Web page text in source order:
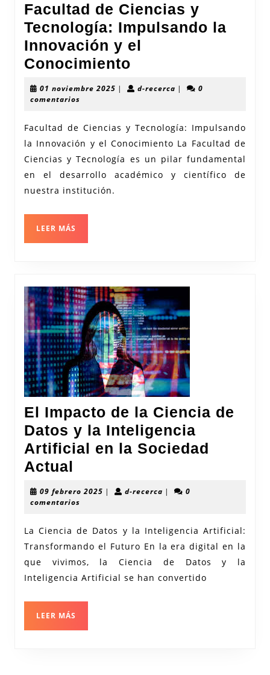
Facultad de Ciencias y
Tecnología: Impulsando la
Innovación y el
Conocimiento
de
Tecnología:
Impulsando
la
01 noviembre 2025 01| d-recercad-|
0
comentarios
Facultad de Ciencias y Tecnología: Impulsando
la Innovación y el Conocimiento La Facultad de
Ciencias y Tecnología es un pilar fundamental
en el desarrollo académico y científico de
nuestra institución.
LEER MÁS
El Impacto de la Ciencia de
Datos y la Inteligencia
Artificial en la Sociedad
Actual
Impacto
de
Ciencia
de
Datos
la
Inteligencia
09 febrero 2025 09| d-recercad-|
0
comentarios
La Ciencia de Datos y la Inteligencia Artificial:
Transformando el Futuro En la era digital en la
que vivimos, la Ciencia de Datos y la
Inteligencia Artificial se han convertido
LEER MÁS